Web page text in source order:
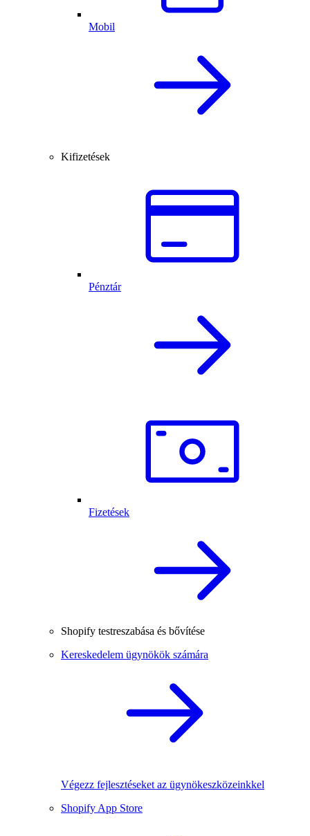
Mobil
Kifizetések
Pénztár
Fizetések
Shopify testreszabása és bővítése
Kereskedelem ügynökök számára
Végezz fejlesztéseket az ügynökeszközeinkkel
Shopify App Store